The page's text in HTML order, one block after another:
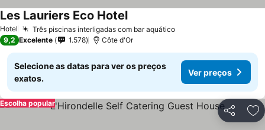
Hotel Três piscinas interligadas com bar aquático
Les Lauriers Eco Hotel
9,2 Excelente 1.578 Côte d'Or
Selecione as datas para ver os preços
exatos.
Ver preços
Partilhar
Escolha popular